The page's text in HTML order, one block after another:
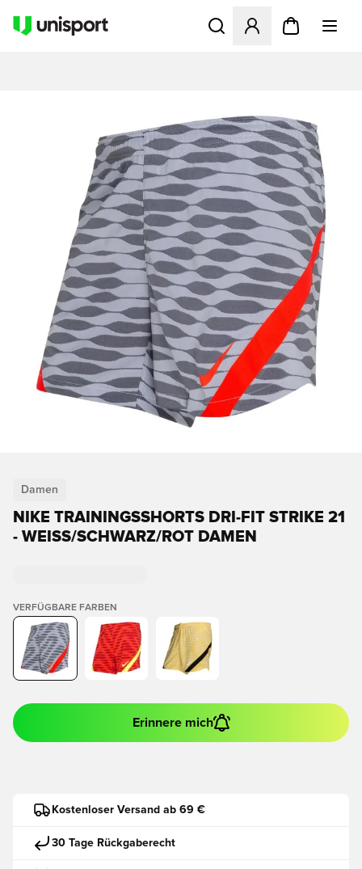
Öffnet ein neues Fenster
Damen
NIKE TRAININGSSHORTS DRI-FIT STRIKE 21
- WEISS/SCHWARZ/ROT DAMEN
VERFÜGBARE FARBEN
Erinnere mich
Kostenloser Versand ab 69 €
30 Tage Rückgaberecht